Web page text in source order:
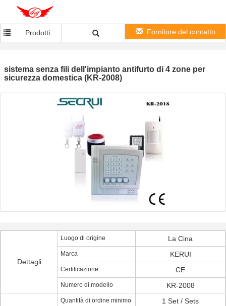
Prodotti Fornitore del contatto
sistema senza fili dell'impianto antifurto di 4 zone per
sicurezza domestica (KR-2008)
Dettagli
Luogo di origine La Cina
Marca KERUI
Certificazione CE
Numero di modello KR-2008
Quantità di ordine minimo 1 Set / Sets